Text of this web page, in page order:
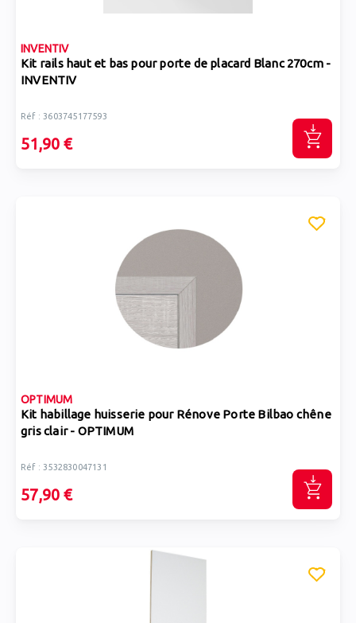
INVENTIV
Kit rails haut et bas pour porte de placard Blanc 270cm -
INVENTIV
Réf : 3603745177593
51,90 €
OPTIMUM
Kit habillage huisserie pour Rénove Porte Bilbao chêne
gris clair - OPTIMUM
Réf : 3532830047131
57,90 €